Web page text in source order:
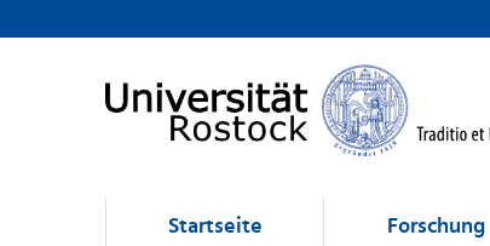
Startseite Forschung